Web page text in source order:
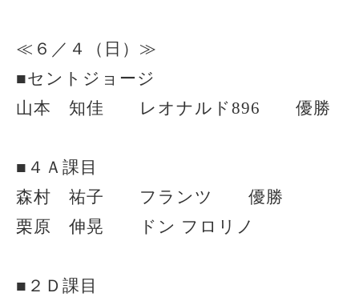
≪６／４（日）≫
■セントジョージ
山本 知佳 レオナルド896 優勝
■４Ａ課目
森村 祐子 フランツ 優勝
栗原 伸晃 ドン フロリノ
■２Ｄ課目